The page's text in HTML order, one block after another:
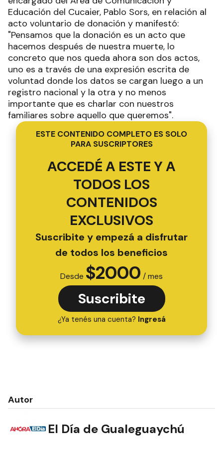
Educación del Cucaier, Pablo Sors, en relación al
acto voluntario de donación y manifestó:
"Pensamos que la donación es un acto que
hacemos después de nuestra muerte, lo
concreto que nos queda ahora son dos actos,
uno es a través de una expresión escrita de
voluntad donde los datos se cargan luego a un
registro nacional y la otra y no menos
importante que es charlar con nuestros
familiares sobre aquello que queremos".
ESTE CONTENIDO COMPLETO ES SOLO
PARA SUSCRIPTORES
ACCEDÉ A ESTE Y A
TODOS LOS
CONTENIDOS
EXCLUSIVOS
Suscribite y empezá a disfrutar
de todos los beneficios
Desde $2000 / mes
Suscribite
¿Ya tenés una cuenta? Ingresá
Autor
El Día de Gualeguaychú